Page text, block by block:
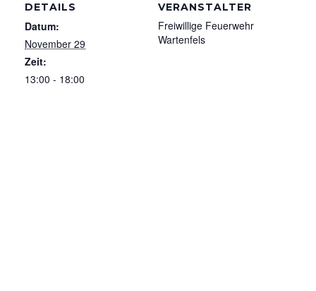
DETAILS
Datum:
November 29
Zeit:
13:00 - 18:00
VERANSTALTER
Freiwillige Feuerwehr
Wartenfels